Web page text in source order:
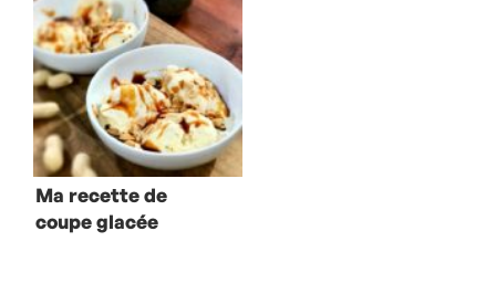
Ma recette de
coupe glacée